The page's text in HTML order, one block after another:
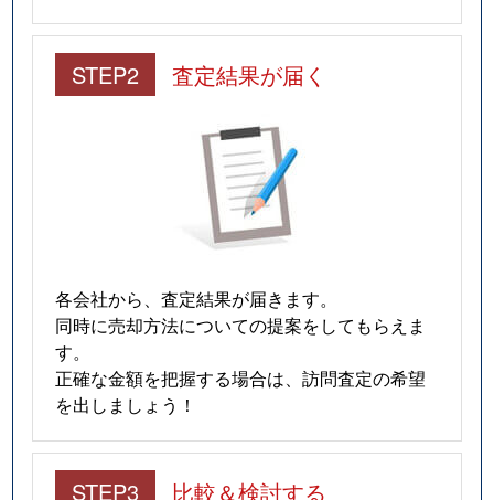
STEP2 査定結果が届く
各会社から、査定結果が届きます。
同時に売却方法についての提案をしてもらえま
す。
正確な金額を把握する場合は、訪問査定の希望
を出しましょう！
STEP3 比較＆検討する